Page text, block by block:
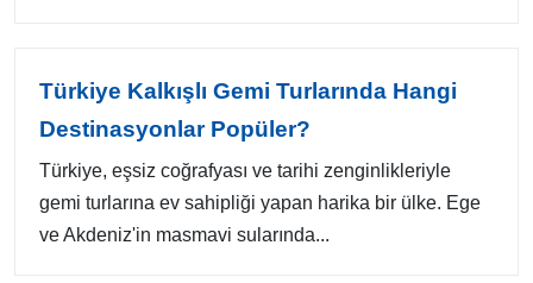
Türkiye Kalkışlı Gemi Turlarında Hangi
Destinasyonlar Popüler?
Türkiye, eşsiz coğrafyası ve tarihi zenginlikleriyle
gemi turlarına ev sahipliği yapan harika bir ülke. Ege
ve Akdeniz'in masmavi sularında...